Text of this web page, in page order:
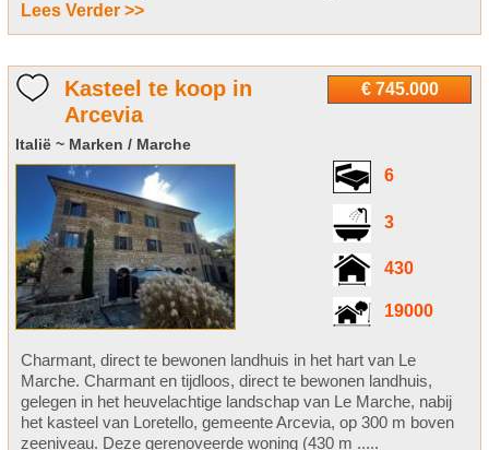
Lees Verder >>
€ 745.000
Kasteel te koop in
Arcevia
Italië ~ Marken / Marche
6
3
430
19000
Charmant, direct te bewonen landhuis in het hart van Le
Marche. Charmant en tijdloos, direct te bewonen landhuis,
gelegen in het heuvelachtige landschap van Le Marche, nabij
het kasteel van Loretello, gemeente Arcevia, op 300 m boven
zeeniveau. Deze gerenoveerde woning (430 m .....